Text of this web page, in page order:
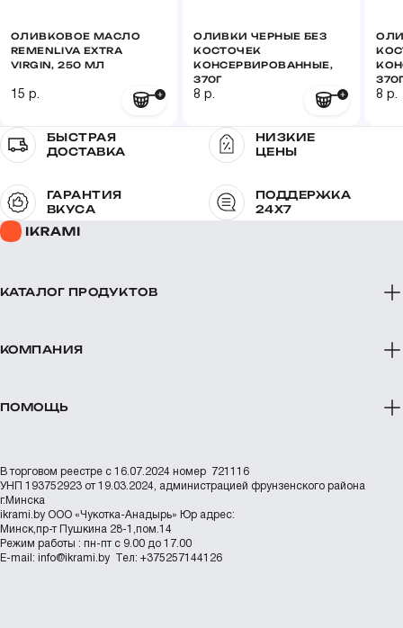
ОЛИВКОВОЕ МАСЛО
REMENLIVA EXTRA
VIRGIN, 250 МЛ
15 р.
ОЛИВКИ ЧЕРНЫЕ БЕЗ
КОСТОЧЕК
КОНСЕРВИРОВАННЫЕ,
370Г
8 р. 8 р.
БЫСТРАЯ
ДОСТАВКА
НИЗКИЕ
ЦЕНЫ
ГАРАНТИЯ
ВКУСА
ПОДДЕРЖКА
24X7
КАТАЛОГ ПРОДУКТОВ
КОМПАНИЯ
ПОМОЩЬ
В торговом реестре с 16.07.2024 номер 721116
УНП 193752923 от 19.03.2024, администрацией фрунзенского района
г.Минска
ikrami.by ООО «Чукотка-Анадырь» Юр адрес:
Минск,пр-т Пушкина 28-1,пом.14
Режим работы : пн-пт с 9.00 до 17.00
Е-mail:
info@ikrami.by Тел: +375257144126